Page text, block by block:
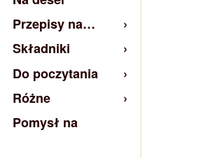
Przepisy na…
Składniki
Do poczytania
Różne
Pomysł na